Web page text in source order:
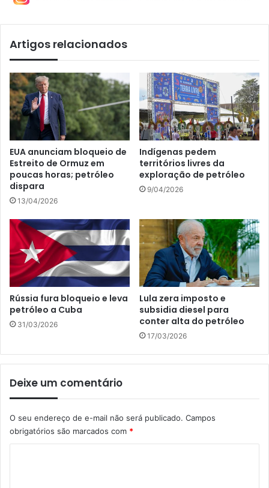
Artigos relacionados
EUA anunciam bloqueio de
Estreito de Ormuz em
poucas horas; petróleo
dispara
13/04/2026
Indígenas pedem
territórios livres da
exploração de petróleo
9/04/2026
Rússia fura bloqueio e leva
petróleo a Cuba
31/03/2026
Lula zera imposto e
subsidia diesel para
conter alta do petróleo
17/03/2026
Deixe um comentário
O seu endereço de e-mail não será publicado. Campos
obrigatórios são marcados com *